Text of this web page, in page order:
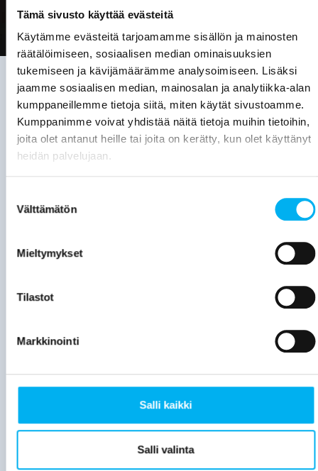
Tämä sivusto käyttää evästeitä
Käytämme evästeitä tarjoamamme sisällön ja mainosten
räätälöimiseen, sosiaalisen median ominaisuuksien
tukemiseen ja kävijämäärämme analysoimiseen. Lisäksi
jaamme sosiaalisen median, mainosalan ja analytiikka-alan
kumppaneillemme tietoja siitä, miten käytät sivustoamme.
Kumppanimme voivat yhdistää näitä tietoja muihin tietoihin,
joita olet antanut heille tai joita on kerätty, kun olet käyttänyt
heidän palvelujaan.
valinta
Välttämätön
Mieltymykset
Tilastot
Markkinointi
Salli kaikki
Salli valinta
Viemäriremontin
tarve on
selvittää,
alkavat
Haluat